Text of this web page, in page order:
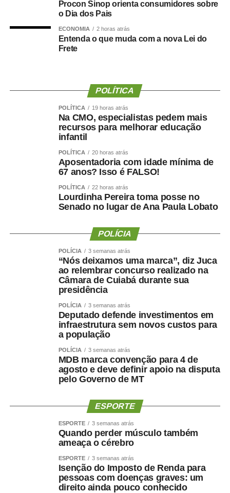
escolas públicas.
— Defendemos uma educação pública gratuita e de
qualidade, da creche à pós-graduação ­— declarou o
pesquisador da Universidade Federal de Alagoas (Ufal) e
Educação, o debate sobre o gasto público para uma
educação infantil de qualidade passa, necessariamente,
pelo entendimento de que a educação é um direito social
e um dever do estado.
— Pensar o financiamento de creches e da educação
infantil é criar condições concretas para que o Estado
cumpra sua obrigação de implantar uma educação de
qualidade — disse o professor.
A coordenadora do Movimento Somos Todas
Professoras, Berta Lúcia Souza Lima, disse que quem
atua “no chão da creche” sabe da necessidade de mais
recursos para a educação infantil. Segundo ela, o desafio
do movimento é cobrar a implementação daLei 15.326,
, que reconhece os professores da educação
infantil como profissionais do magistério público.
— A educação infantil é a que precisa de mais recursos,
pois demanda mais profissionais, alimentação mais
saudável e materiais didáticos específicos. Estamos
trabalhando, fazendo nosso trabalho, formando cidadãos
— argumentou.
Avanços
Para a presidente da Associação Nacional de Pesquisa
em Financiamento da Educação (Fineduca), professora
Adriana Dragone Silveira, a educação avançou muito no
Brasil com o Fundo de Manutenção e Desenvolvimento
da Educação Básica e de Valorização dos Profissionais
da Educação (Fundeb), criado em 2006. Ela apontou, no
Procon Sinop orienta consumidores sobre
o Dia dos Pais
ECONOMIA 2 horas atrás
Entenda o que muda com a nova Lei do
Frete
POLÍTICA
POLÍTICA 19 horas atrás
Na CMO, especialistas pedem mais
recursos para melhorar educação
infantil
POLÍTICA 20 horas atrás
Aposentadoria com idade mínima de
67 anos? Isso é FALSO!
POLÍTICA 22 horas atrás
Lourdinha Pereira toma posse no
Senado no lugar de Ana Paula Lobato
POLÍCIA
POLÍCIA 3 semanas atrás
“Nós deixamos uma marca”, diz Juca
ao relembrar concurso realizado na
Câmara de Cuiabá durante sua
presidência
POLÍCIA 3 semanas atrás
Deputado defende investimentos em
infraestrutura sem novos custos para
a população
POLÍCIA 3 semanas atrás
MDB marca convenção para 4 de
agosto e deve definir apoio na disputa
pelo Governo de MT
ESPORTE
ESPORTE 3 semanas atrás
Quando perder músculo também
ameaça o cérebro
ESPORTE 3 semanas atrás
Isenção do Imposto de Renda para
pessoas com doenças graves: um
direito ainda pouco conhecido